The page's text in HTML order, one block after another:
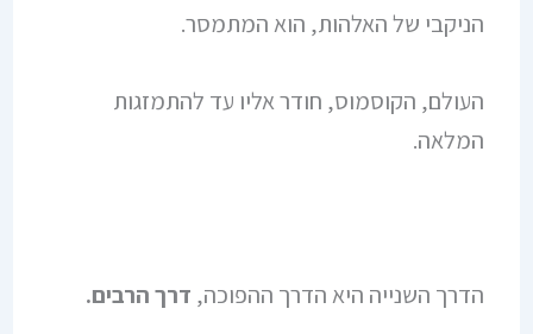
הניקבי של האלהות, הוא המתמסר.
העולם, הקוסמוס, חודר אליו עד להתמזגות
המלאה.
הדרך השנייה היא הדרך ההפוכה, דרך הרבים.